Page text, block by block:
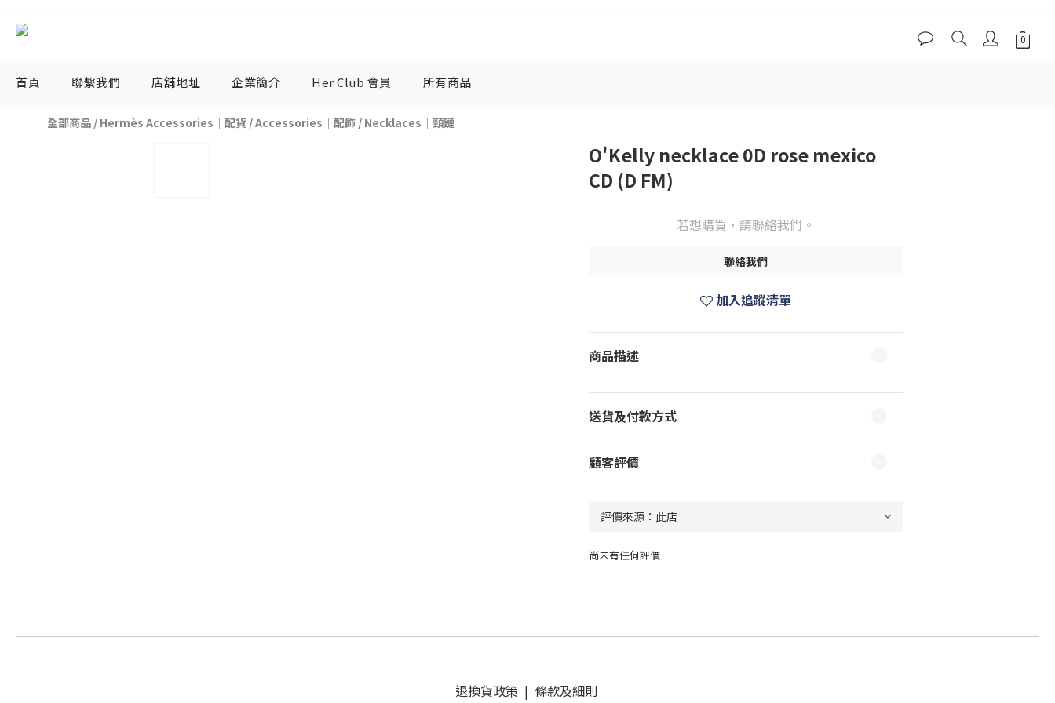
首頁 聯繫我們 店舖地址 企業簡介 Her Club 會員 所有商品
全部商品 / Hermès Accessories｜配貨 /Accessories｜配飾 / Necklaces｜頸鏈
O'Kelly necklace 0D rose mexico
CD (D FM)
若想購買，請聯絡我們。
聯絡我們
加入追蹤清單
商品描述
送貨及付款方式
顧客評價
尚未有任何評價
退換貨政策 | 條款及細則